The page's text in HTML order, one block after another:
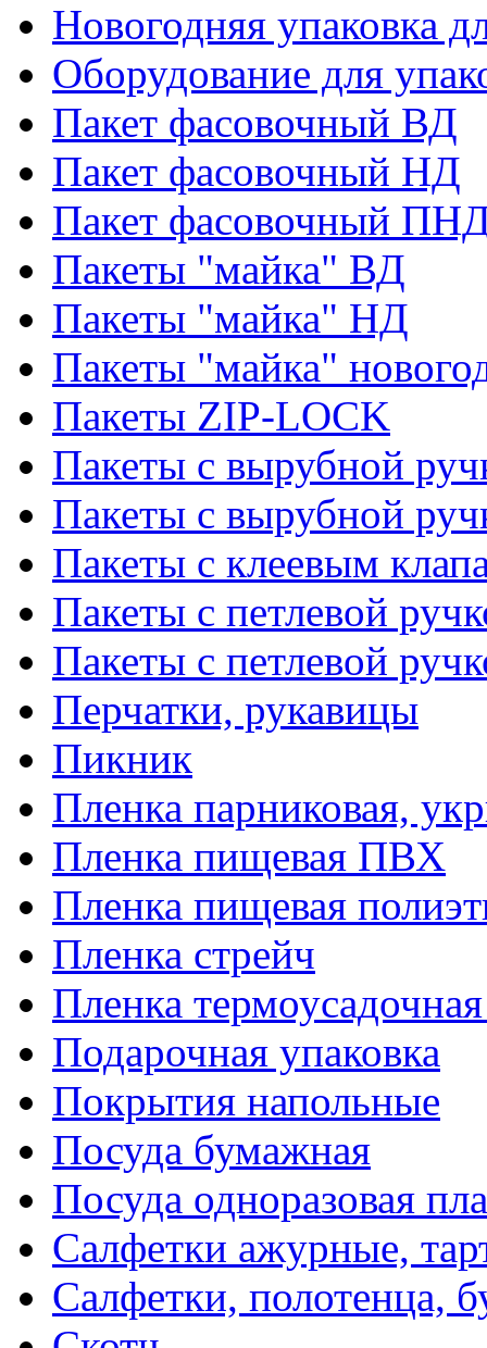
Новогодняя упаковка
Оборудование для
Пакет фасовочный ВД
Пакет фасовочный НД
Пакет фасовочный
Пакеты "майка" ВД
Пакеты "майка" НД
Пакеты "майка"
Пакеты ZIP-LOCK
Пакеты с вырубной
Пакеты с вырубной
Пакеты с клеевым
Пакеты с петлевой
Пакеты с петлевой
Перчатки, рукавицы
Пикник
Пленка парниковая,
Пленка пищевая ПВХ
Пленка пищевая
Пленка стрейч
Пленка
Подарочная упаковка
Покрытия напольные
Посуда бумажная
Посуда одноразовая
Салфетки ажурные,
Салфетки, полотенца,